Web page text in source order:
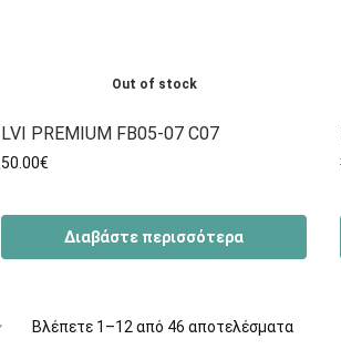
Out of stock
LVI PREMIUM FB05-07 C07
50.00€
Διαβάστε περισσότερα
Βλέπετε 1–12 από 46 αποτελέσματα